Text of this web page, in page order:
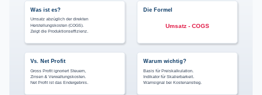
Was ist es?
Umsatz abzüglich der direkten
Herstellungskosten (COGS).
Zeigt die Produktionseffizienz.
Die Formel
Umsatz - COGS
Vs. Net Profit
Gross Profit ignoriert Steuern,
Zinsen & Verwaltungskosten.
Net Profit ist das Endergebnis.
Warum wichtig?
Basis für Preiskalkulation.
Indikator für Skalierbarkeit.
Warnsignal bei Kostenanstieg.